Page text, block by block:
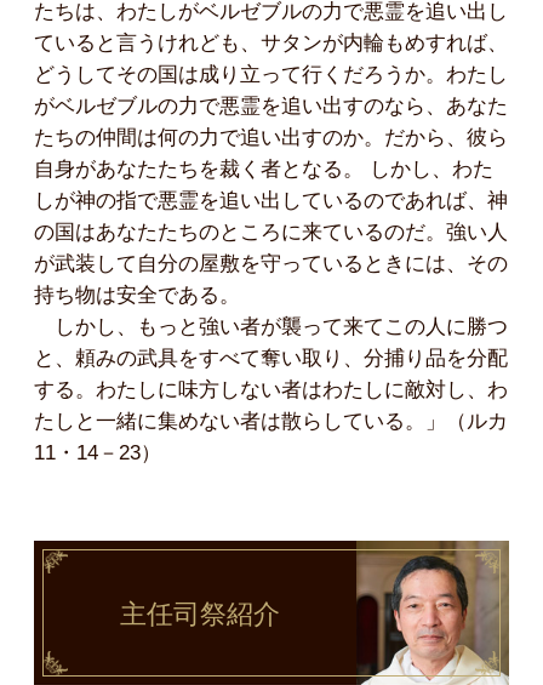
たちは、わたしがベルゼブルの力で悪霊を追い出し
ていると言うけれども、サタンが内輪もめすれば、
どうしてその国は成り立って行くだろうか。わたし
がベルゼブルの力で悪霊を追い出すのなら、あなた
たちの仲間は何の力で追い出すのか。だから、彼ら
自身があなたたちを裁く者となる。 しかし、わた
しが神の指で悪霊を追い出しているのであれば、神
の国はあなたたちのところに来ているのだ。強い人
が武装して自分の屋敷を守っているときには、その
持ち物は安全である。
しかし、もっと強い者が襲って来てこの人に勝つ
と、頼みの武具をすべて奪い取り、分捕り品を分配
する。わたしに味方しない者はわたしに敵対し、わ
たしと一緒に集めない者は散らしている。」（ルカ
11・14－23）
主任司祭紹介